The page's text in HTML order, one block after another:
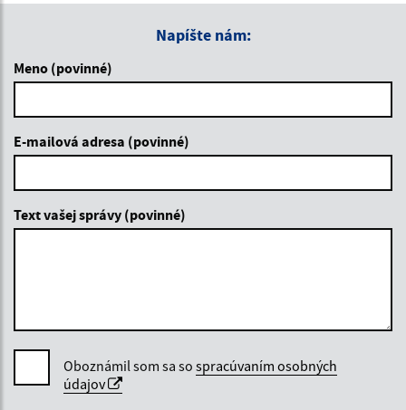
Napíšte nám:
Meno (povinné)
E-mailová adresa (povinné)
Text vašej správy (povinné)
Oboznámil som sa so spracúvaním osobných
údajov